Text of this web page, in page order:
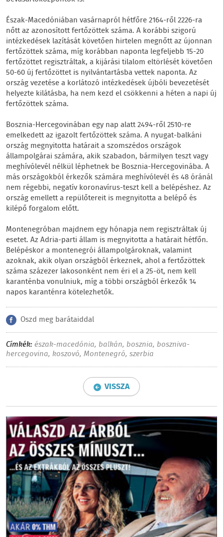
Észak-Macedóniában vasárnapról hétfőre 2164-ről 2226-ra
nőtt az azonosított fertőzöttek száma. A korábbi szigorú
intézkedések lazítását követően hirtelen megnőtt az újonnan
fertőzöttek száma, míg korábban naponta legfeljebb 15-20
fertőzöttet regisztráltak, a kijárási tilalom eltörlését követően
50-60 új fertőzöttet is nyilvántartásba vettek naponta. Az
ország vezetése a korlátozó intézkedések újbóli bevezetését
helyezte kilátásba, ha nem kezd el csökkenni a héten a napi új
fertőzöttek száma.
Bosznia-Hercegovinában egy nap alatt 2494-ről 2510-re
emelkedett az igazolt fertőzöttek száma. A nyugat-balkáni
ország megnyitotta határait a szomszédos országok
állampolgárai számára, akik szabadon, bármilyen teszt vagy
meghívólevél nélkül léphetnek be Bosznia-Hercegovinába. A
más országokból érkezők számára meghívólevél és 48 óránál
nem régebbi, negatív koronavírus-teszt kell a belépéshez. Az
ország emellett a repülőtereit is megnyitotta a belépő és
kilépő forgalom előtt.
Montenegróban majdnem egy hónapja nem regisztráltak új
esetet. Az Adria-parti állam is megnyitotta a határait hétfőn.
Belépéskor a montenegrói állampolgároknak, valamint
azoknak, akik olyan országból érkeznek, ahol a fertőzöttek
száma százezer lakosonként nem éri el a 25-öt, nem kell
karanténba vonulniuk, míg a többi országból érkezők 14
napos karanténra kötelezhetők.
Oszd meg barátaiddal
Címkék: észak-macedónia, balkán, bosznia, boszniva-
hercegovina, koszovó, Montenegró, szerbia
VISSZA